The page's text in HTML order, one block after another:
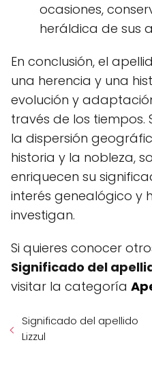
ocasiones,
heráldica de sus
En conclusión, el
una herencia y una
evolución y
través de los tiempos.
la dispersión
historia y la nobleza,
enriquecen su
interés genealógico y
investigan.
Si quieres conocer
Significado del
visitar la categoría
Significado del apellido
Lizzul